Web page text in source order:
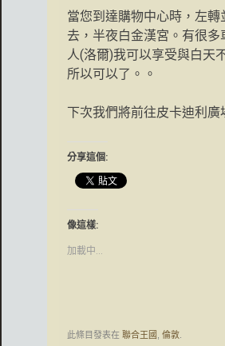
當您到達購物中心時，左轉
去，半夜白金漢宮。有很多
人(洛爾)我可以享受與白天
所以可以了。。
下次我們將前往皮卡迪利廣
分享這個:
像這樣:
加載中...
此條目發表在 聯合王國 , 倫敦.